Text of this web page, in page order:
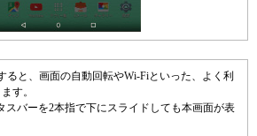
ると、画面の自動回転やWi-Fiといった、よく利
す。
スバーを2本指で下にスライドしても本画面が表